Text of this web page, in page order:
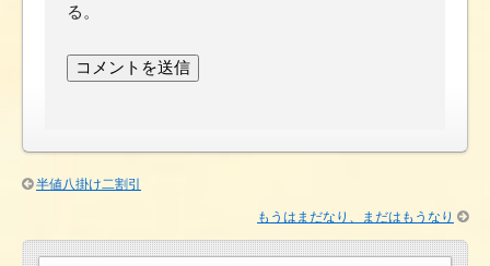
る。
半値八掛け二割引
もうはまだなり、まだはもうなり